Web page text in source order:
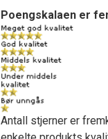
Poengskalaen er
Antall stjerner er